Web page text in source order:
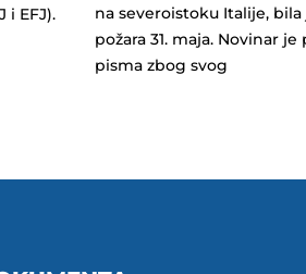
i EFJ).
na severoistoku Italije,
požara 31. maja. Novinar
pisma zbog svog